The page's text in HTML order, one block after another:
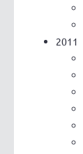
2011